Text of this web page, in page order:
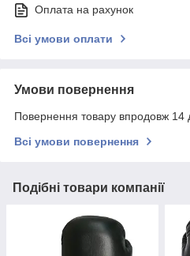
Оплата на рахунок
Всі умови оплати
Умови повернення
Повернення товару впродовж 14
Всі умови повернення
Подібні товари компанії